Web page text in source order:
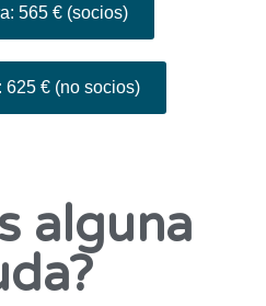
565 € (socios)
625 € (no socios)
alguna